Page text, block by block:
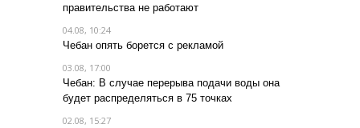
правительства не работают
04.08, 10:24
Чебан опять борется с рекламой
03.08, 17:00
Чебан: В случае перерыва подачи воды она
будет распределяться в 75 точках
02.08, 15:27